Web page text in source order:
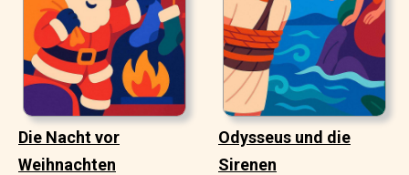
Die Nacht vor
Weihnachten
Odysseus und die
Sirenen